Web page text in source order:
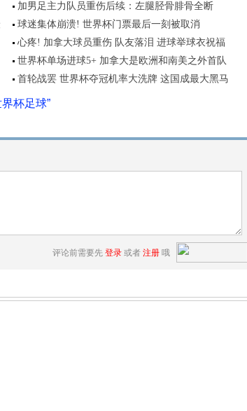
加男足主力队员重伤后续：左腿胫骨腓骨全断
球迷集体崩溃! 世界杯门票最后一刻被取消
心疼! 加拿大球员重伤 队友落泪 进球举球衣祝福
世界杯单场进球5+ 加拿大是欧洲和南美之外首队
首轮战罢 世界杯夺冠机率大洗牌 这国成最大黑马
界杯足球”
评论前需要先 登录 或者 注册 哦